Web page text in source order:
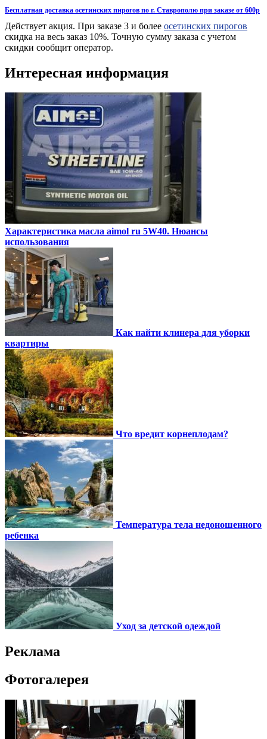
Бесплатная доставка осетинских пирогов по г. Ставрополю при заказе от 600р
Действует акция. При заказе 3 и более осетинских пирогов
скидка на весь заказ 10%. Точную сумму заказа с учетом
скидки сообщит оператор.
Интересная информация
Характеристика масла aimol ru 5W40. Нюансы
использования
Как найти клинера для уборки
квартиры
Что вредит корнеплодам?
Температура тела недоношенного
ребенка
Уход за детской одеждой
Реклама
Фотогалерея